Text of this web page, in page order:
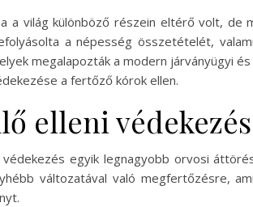
a világ különböző részein eltérő volt, de
a népesség összetételét,
megalapozták a modern járványügyi
a fertőző kórok ellen.
elleni
védekezés egyik legnagyobb orvosi
változatával való megfertőzésre,